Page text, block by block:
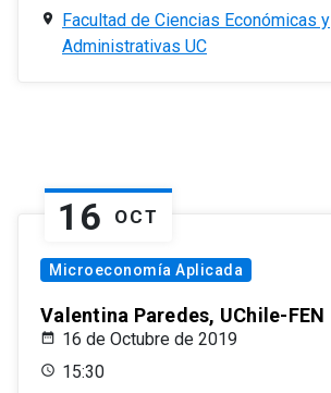
Facultad de Ciencias Económicas y
Administrativas UC
16 OCT
Microeconomía Aplicada
Valentina Paredes, UChile-FEN
16 de Octubre de 2019
15:30